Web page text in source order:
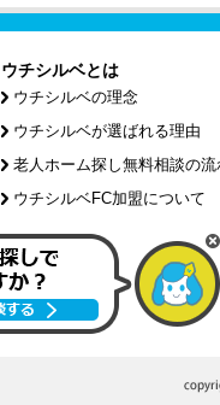
ウチシルベとは
ウチシルベの理念
ウチシルベが選ばれる理由
老人ホーム探し無料相談の流
ウチシルベFC加盟について
特集記事
介護コラム